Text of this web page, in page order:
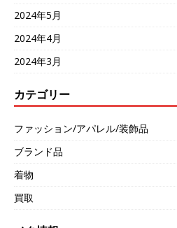
2024年5月
2024年4月
2024年3月
カテゴリー
ファッション/アパレル/装飾品
ブランド品
着物
買取